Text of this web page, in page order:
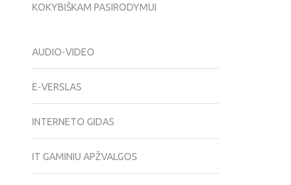
KOKYBIŠKAM PASIRODYMUI
AUDIO-VIDEO
E-VERSLAS
INTERNETO GIDAS
IT GAMINIU APŽVALGOS